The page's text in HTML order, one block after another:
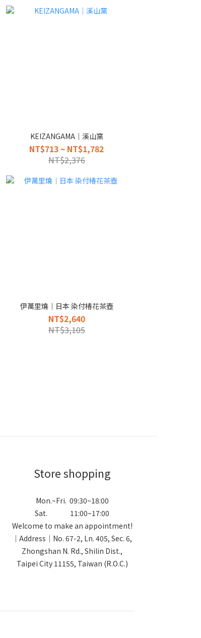
KEIZANGAMA｜溪山窯
NT$713 ~ NT$1,782
NT$2,376
伊萬里燒｜日本 染付椿花茶壺
NT$2,640
NT$3,105
Store shopping
Mon.~Fri. 09:30~18:00
Sat. 11:00~17:00
Welcome to make an appointment!
｜Address｜No. 67-2, Ln. 405, Sec. 6,
Zhongshan N. Rd., Shilin Dist.,
Taipei City 11155, Taiwan (R.O.C.)